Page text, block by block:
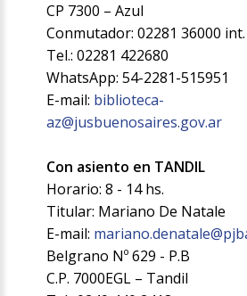
CP 7300 – Azul
Conmutador: 02281 36000
Tel.: 02281 422680
WhatsApp: 54-2281-515951
E-mail: biblioteca-
az@jusbuenosaires.gov.ar
Con asiento en TANDIL
Horario: 8 - 14 hs.
Titular: Mariano De Natale
E-mail:
Belgrano Nº 629 - P.B
C.P. 7000EGL – Tandil